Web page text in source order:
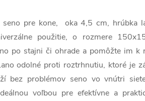
seno pre kone, oka 4,5 cm, hrúbka
použitie, o rozmere
po stajni či ohrade a pomôžte im k
odolné proti roztrhnutiu, ktoré je
bez problémov seno vo vnútri
voľbou pre efektívne a